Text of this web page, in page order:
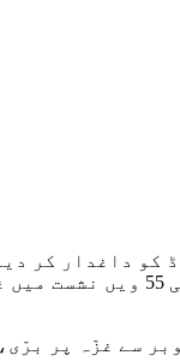
کو داغدار کر
سرکاری خبر رساں ایجنسی اِرنا کے مطابق عبداللہیان نے سوٹزر لینڈ کے
میں عورتوں اور بچوں کے قتل عام نے انسانی حقوق کے عالمگیر ریکارڈ پر دھبہ لگا